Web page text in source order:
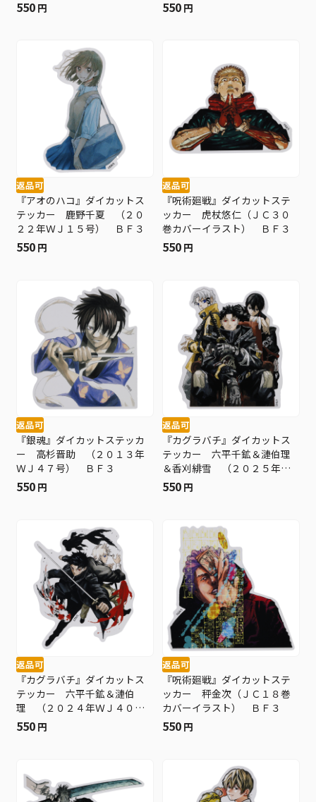
550 円 550 円
返品可
『アオのハコ』ダイカットス
テッカー 鹿野千夏 （２０
２２年ＷＪ１５号） ＢＦ３
550 円
返品可
『呪術廻戦』ダイカットステ
ッカー 虎杖悠仁（ＪＣ３０
巻カバーイラスト） ＢＦ３
550 円
返品可
『銀魂』ダイカットステッカ
ー 高杉晋助 （２０１３年
ＷＪ４７号） ＢＦ３
550 円
返品可
『カグラバチ』ダイカットス
テッカー 六平千鉱＆漣伯理
＆香刈緋雪 （２０２５年Ｗ
Ｊ１号） ＢＦ３
550 円
返品可
『カグラバチ』ダイカットス
テッカー 六平千鉱＆漣伯
理 （２０２４年ＷＪ４０
号） ＢＦ３
550 円
返品可
『呪術廻戦』ダイカットステ
ッカー 秤金次（ＪＣ１８巻
カバーイラスト） ＢＦ３
550 円